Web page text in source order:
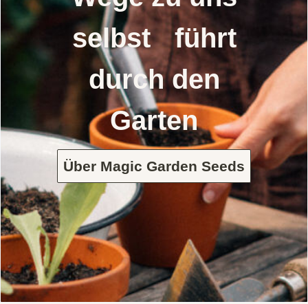
selbst führt
durch den
Garten
Über Magic Garden Seeds